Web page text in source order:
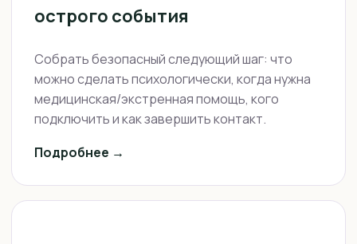
острого события
Собрать безопасный следующий шаг: что
можно сделать психологически, когда нужна
медицинская/экстренная помощь, кого
подключить и как завершить контакт.
Подробнее →